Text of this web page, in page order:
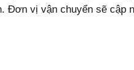
Đơn vị vận chuyển sẽ cập